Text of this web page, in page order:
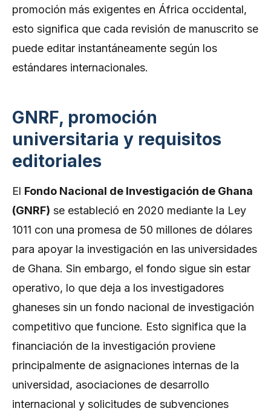
promoción más exigentes en África occidental,
esto significa que cada revisión de manuscrito se
puede editar instantáneamente según los
estándares internacionales.
GNRF, promoción
universitaria y requisitos
editoriales
El Fondo Nacional de Investigación de Ghana
(GNRF) se estableció en 2020 mediante la Ley
1011 con una promesa de 50 millones de dólares
para apoyar la investigación en las universidades
de Ghana. Sin embargo, el fondo sigue sin estar
operativo, lo que deja a los investigadores
ghaneses sin un fondo nacional de investigación
competitivo que funcione. Esto significa que la
financiación de la investigación proviene
principalmente de asignaciones internas de la
universidad, asociaciones de desarrollo
internacional y solicitudes de subvenciones